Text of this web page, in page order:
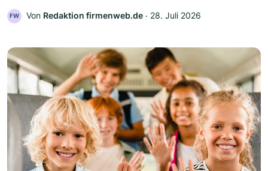
FW Von Redaktion firmenweb.de ‧ 28. Juli 2026